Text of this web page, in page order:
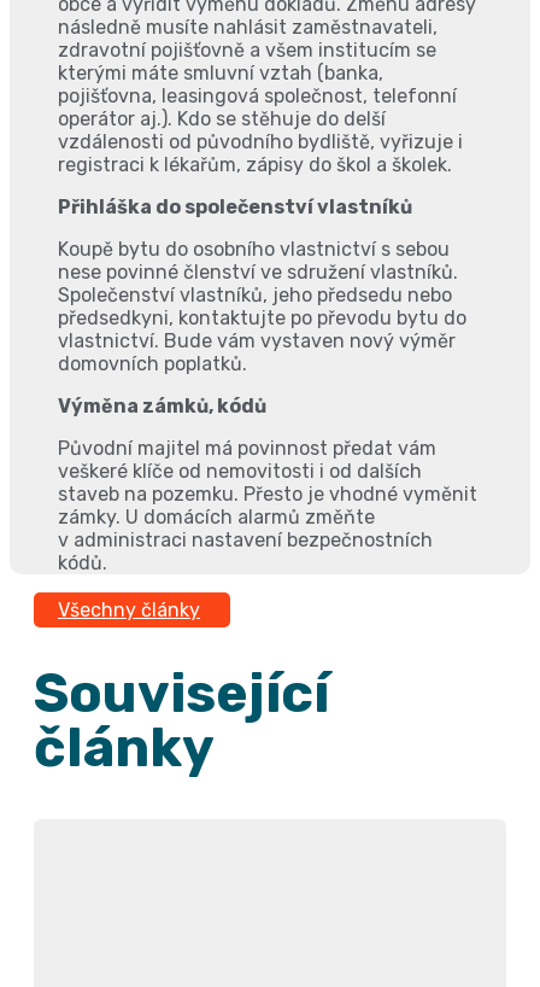
následně musíte nahlásit zaměstnavateli,
zdravotní pojišťovně a všem institucím se
kterými máte smluvní vztah (banka,
pojišťovna, leasingová společnost, telefonní
operátor aj.). Kdo se stěhuje do delší
vzdálenosti od původního bydliště, vyřizuje i
registraci k lékařům, zápisy do škol a školek.
Přihláška do společenství vlastníků
Koupě bytu do osobního vlastnictví s sebou
nese povinné členství ve sdružení vlastníků.
Společenství vlastníků, jeho předsedu nebo
předsedkyni, kontaktujte po převodu bytu do
vlastnictví. Bude vám vystaven nový výměr
domovních poplatků.
Výměna zámků, kódů
Původní majitel má povinnost předat vám
veškeré klíče od nemovitosti i od dalších
staveb na pozemku. Přesto je vhodné vyměnit
zámky. U domácích alarmů změňte
v administraci nastavení bezpečnostních
kódů.
Všechny články
Související
články